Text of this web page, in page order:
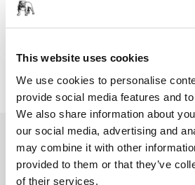
This website uses cookies
We use cookies to personalise
provide social media features and
We also share information about
our social media, advertising and
may combine it with other
provided to them or that they’ve
of their services.
Breite
Accessoires &